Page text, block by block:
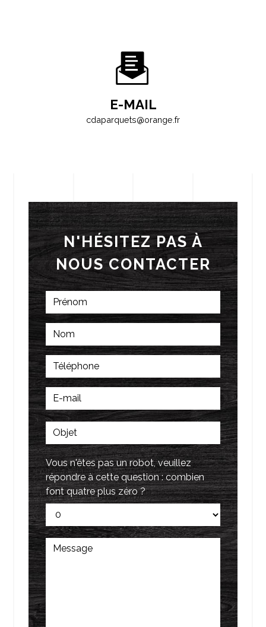
E-MAIL
cdaparquets@orange.fr
N'HÉSITEZ PAS À
NOUS CONTACTER
Vous n'êtes pas un robot, veuillez
répondre à cette question : combien
font quatre plus zéro ?